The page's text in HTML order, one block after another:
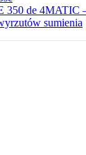
350 de 4MATIC
sumienia